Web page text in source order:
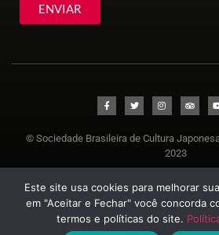
ENVIAR
© Sociedade Brasileira de Cultura
2023
Este site usa cookies para melhorar
em "Aceitar e Fechar" você concorda
termos e políticas do site.